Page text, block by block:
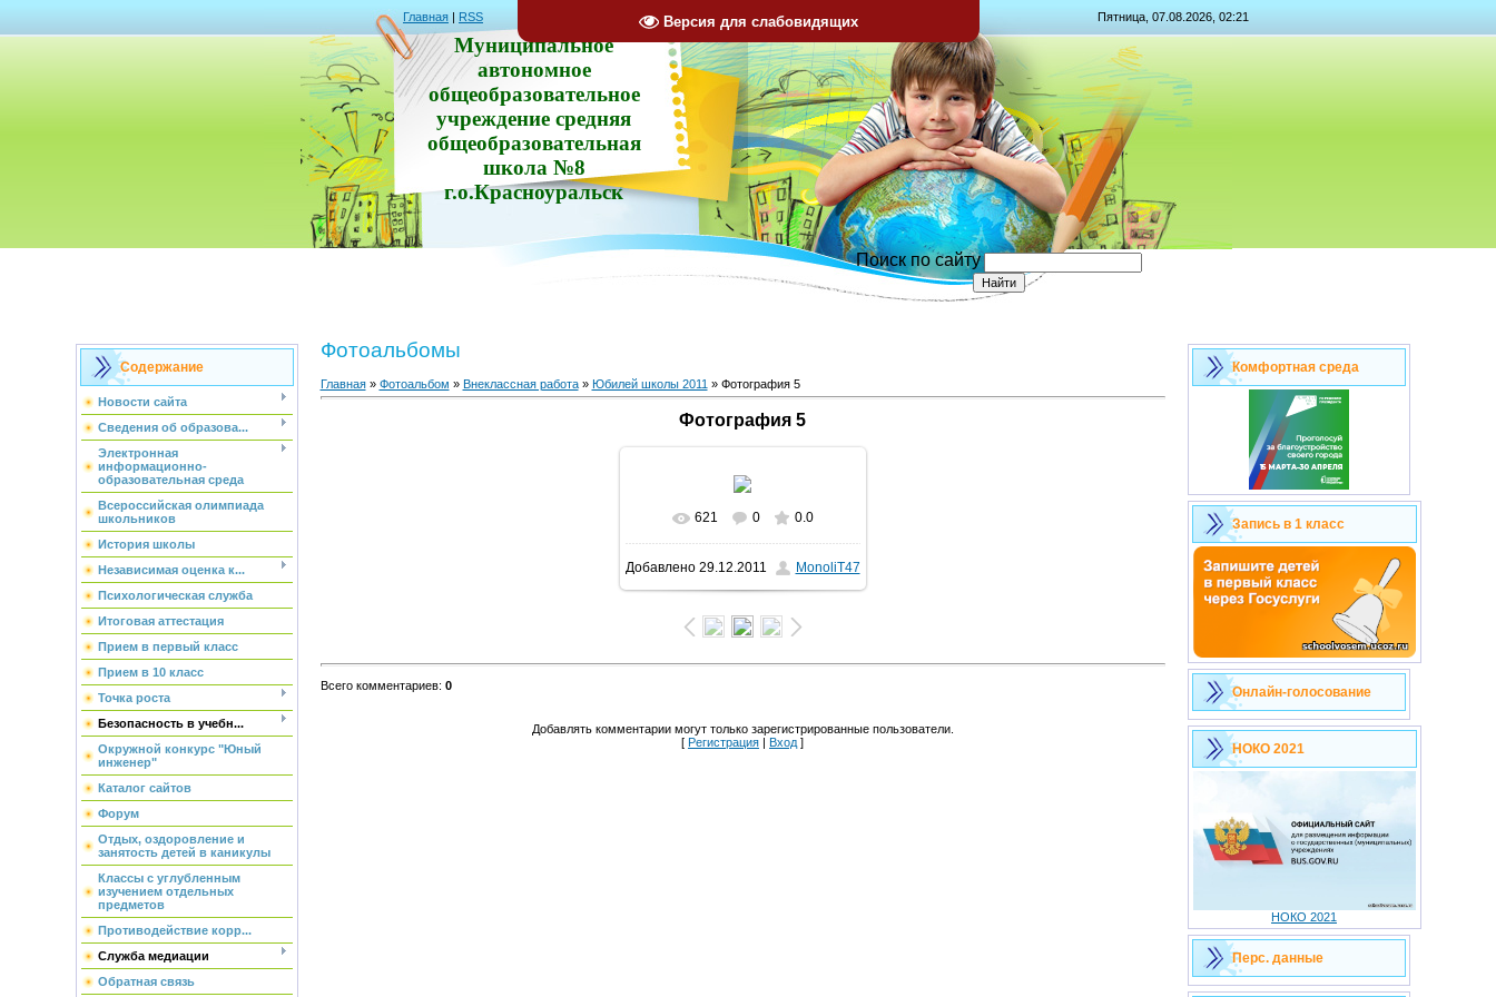
Версия для слабовидящих
Главная | RSS Пятница, 07.08.2026, 02:21
Муниципальное
автономное
общеобразовательное
учреждение средняя
общеобразовательная
школа №8
г.о.Красноуральск
Поиск по сайту
Содержание
Новости сайта
Сведения об образова...
Электронная
информационно-
образовательная среда
Всероссийская олимпиада
школьников
История школы
Независимая оценка к...
Психологическая служба
Итоговая аттестация
Прием в первый класс
Прием в 10 класс
Точка роста
Безопасность в учебн...
Окружной конкурс "Юный
инженер"
Каталог сайтов
Форум
Отдых, оздоровление и
занятость детей в каникулы
Классы с углубленным
изучением отдельных
предметов
Противодействие корр...
Служба медиации
Обратная связь
Фотоальбомы
Главная» Фотоальбом » Внеклассная работа» Юбилей школы 2011 » Фотография 5
Фотография 5
621 0 0.0
Добавлено29.12.2011 MonoliT47
Всего комментариев: 0
Добавлять комментарии могут только зарегистрированные пользователи.
[ Регистрация | Вход ]
Комфортная среда
Запись в 1 класс
Онлайн-голосование
НОКО 2021
НОКО 2021
Перс. данные